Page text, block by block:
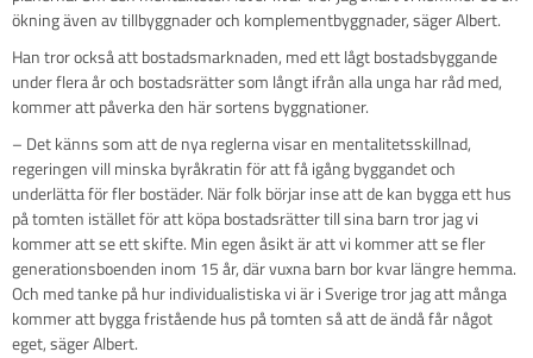
ökning även av tillbyggnader och komplementbyggnader, säger Albert.
Han tror också att bostadsmarknaden, med ett lågt bostadsbyggande
under flera år och bostadsrätter som långt ifrån alla unga har råd med,
kommer att påverka den här sortens byggnationer.
– Det känns som att de nya reglerna visar en mentalitetsskillnad,
regeringen vill minska byråkratin för att få igång byggandet och
underlätta för fler bostäder. När folk börjar inse att de kan bygga ett hus
på tomten istället för att köpa bostadsrätter till sina barn tror jag vi
kommer att se ett skifte. Min egen åsikt är att vi kommer att se fler
generationsboenden inom 15 år, där vuxna barn bor kvar längre hemma.
Och med tanke på hur individualistiska vi är i Sverige tror jag att många
kommer att bygga fristående hus på tomten så att de ändå får något
eget, säger Albert.